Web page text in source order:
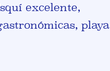
excelente,
playa